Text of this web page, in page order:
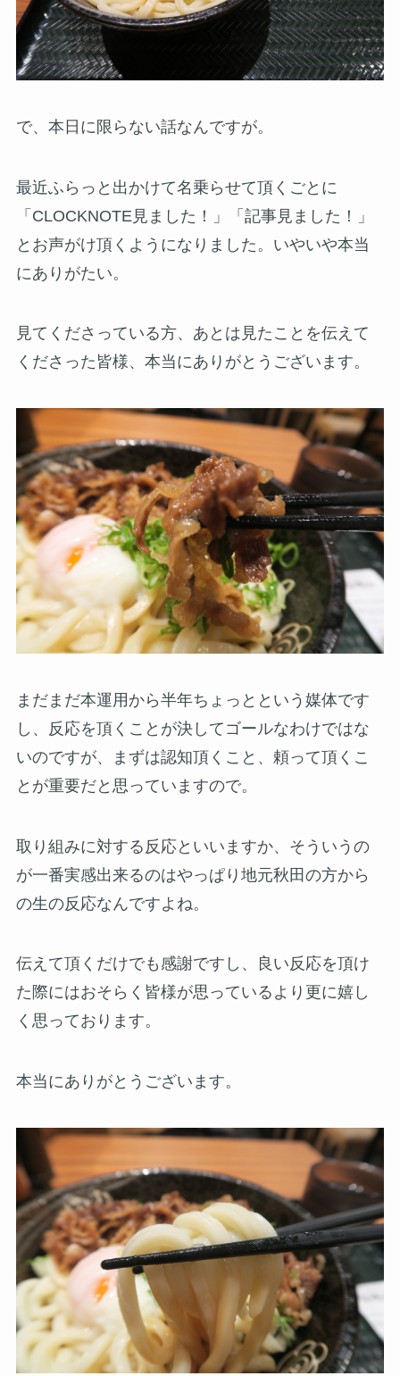
で、本日に限らない話なんですが。
最近ふらっと出かけて名乗らせて頂くごとに
「CLOCKNOTE見ました！」「記事見ました！」
とお声がけ頂くようになりました。いやいや本当
にありがたい。
見てくださっている方、あとは見たことを伝えて
くださった皆様、本当にありがとうございます。
まだまだ本運用から半年ちょっとという媒体です
し、反応を頂くことが決してゴールなわけではな
いのですが、まずは認知頂くこと、頼って頂くこ
とが重要だと思っていますので。
取り組みに対する反応といいますか、そういうの
が一番実感出来るのはやっぱり地元秋田の方から
の生の反応なんですよね。
伝えて頂くだけでも感謝ですし、良い反応を頂け
た際にはおそらく皆様が思っているより更に嬉し
く思っております。
本当にありがとうございます。